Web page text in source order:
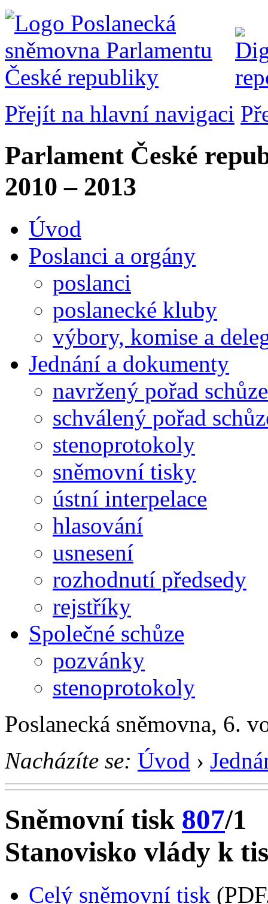
Přejít na hlavní navigaci
Parlament České
2010 – 2013
Úvod
Poslanci a orgány
poslanci
poslanecké kluby
výbory, komise a
Jednání a dokumenty
navržený pořad schůze
schválený pořad
stenoprotokoly
sněmovní tisky
ústní interpelace
hlasování
usnesení
rozhodnutí předsedy
rejstříky
Společné schůze
pozvánky
stenoprotokoly
Poslanecká sněmovna, 6.
Nacházíte se: Úvod ›
Sněmovní tisk 807/1
Stanovisko vlády k
Celý sněmovní tisk